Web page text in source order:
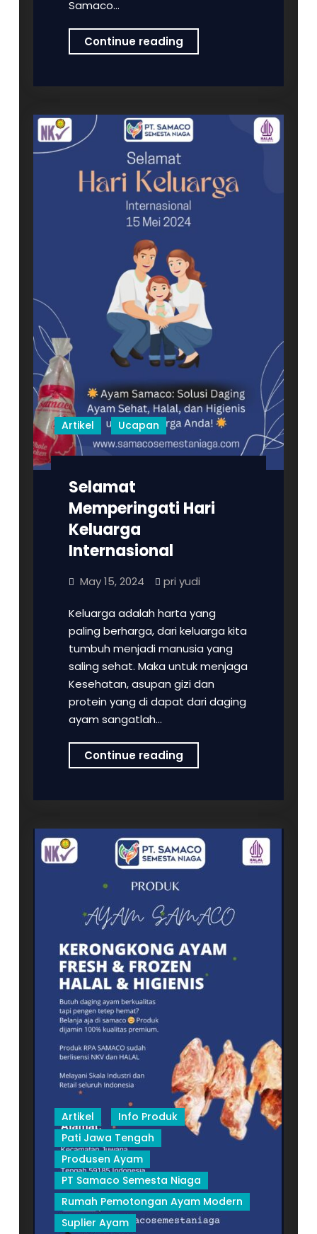
Samaco…
Continue readingPT
Samaco
Mengucapkan
Selamat
Tahun
Islam
1446
H
Artikel Ucapan
Selamat
Memperingati Hari
Keluarga
Internasional
May 15, 2024 pri yudi
Keluarga adalah harta yang
paling berharga, dari keluarga kita
tumbuh menjadi manusia yang
saling sehat. Maka untuk menjaga
Kesehatan, asupan gizi dan
protein yang di dapat dari daging
ayam sangatlah…
Continue readingSelamat
Memperingati
Internasional
Artikel
Info Produk
Pati Jawa Tengah
Produsen Ayam
PT Samaco Semesta Niaga
Rumah Pemotongan Ayam Modern
Suplier Ayam